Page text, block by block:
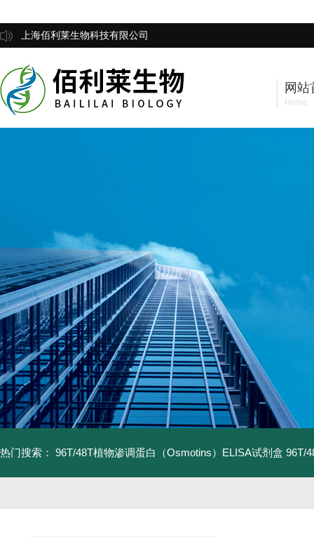
上海佰利莱生物科技有限公司
网站
Home
热门搜索： 96T/48T植物渗调蛋白（Osmotins）ELISA试剂盒 96T/